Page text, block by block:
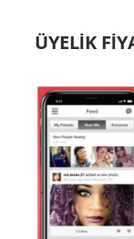
ÜYELIK